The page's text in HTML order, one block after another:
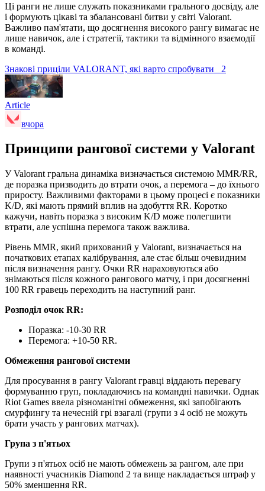
Ці ранги не лише служать показниками грального досвіду, але
і формують цікаві та збалансовані битви у світі Valorant.
Важливо пам'ятати, що досягнення високого рангу вимагає не
лише навичок, але і стратегії, тактики та відмінного взаємодії
в команді.
Знакові приціли VALORANT, які варто спробувати 2
Article
вчора
Принципи рангової системи у Valorant
У Valorant гральна динаміка визначається системою MMR/RR,
де поразка призводить до втрати очок, а перемога – до їхнього
приросту. Важливими факторами в цьому процесі є показники
K/D, які мають прямий вплив на здобуття RR. Коротко
кажучи, навіть поразка з високим K/D може полегшити
втрати, але успішна перемога також важлива.
Рівень MMR, який прихований у Valorant, визначається на
початкових етапах калібрування, але стає більш очевидним
після визначення рангу. Очки RR нараховуються або
знімаються після кожного рангового матчу, і при досягненні
100 RR гравець переходить на наступний ранг.
Розподіл очок RR:
Поразка: -10-30 RR
Перемога: +10-50 RR.
Обмеження рангової системи
Для просування в рангу Valorant гравці віддають перевагу
формуванню груп, покладаючись на командні навички. Однак
Riot Games ввела різноманітні обмеження, які запобігають
смурфингу та нечесній грі взагалі (групи з 4 осіб не можуть
брати участь у рангових матчах).
Група з п'ятьох
Групи з п'ятьох осіб не мають обмежень за рангом, але при
наявності учасників Diamond 2 та вище накладається штраф у
50% зменшення RR.